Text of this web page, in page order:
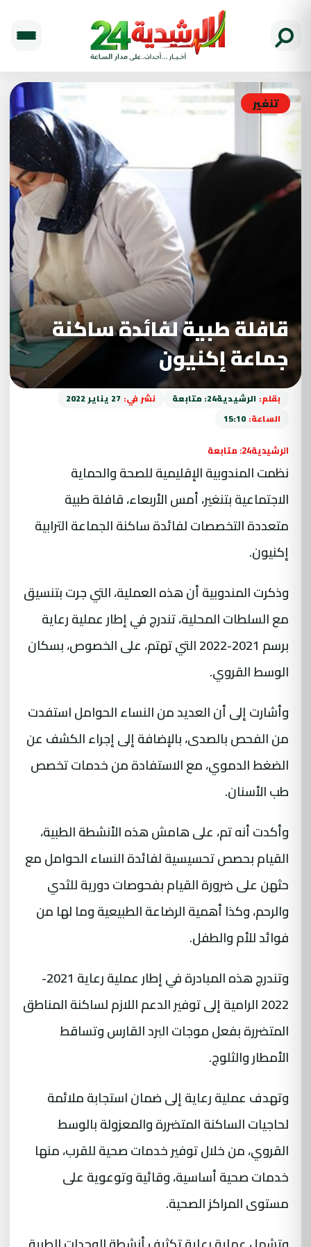
تنغير
قافلة طبية لفائدة ساكنة
جماعة إكنيون
بقلم: الرشيدية24: متابعة نشر في: 27 يناير 2022
الساعة: 15:10
الرشيدية24: متابعة
نظمت المندوبية الإقليمية للصحة والحماية
الاجتماعية بتنغير، أمس الأربعاء، قافلة طبية
متعددة التخصصات لفائدة ساكنة الجماعة الترابية
إكنيون.
وذكرت المندوبية أن هذه العملية، التي جرت بتنسيق
مع السلطات المحلية، تندرج في إطار عملية رعاية
برسم 2021-2022 التي تهتم، على الخصوص، بسكان
الوسط القروي.
وأشارت إلى أن العديد من النساء الحوامل استفدت
من الفحص بالصدى، بالإضافة إلى إجراء الكشف عن
الضغط الدموي، مع الاستفادة من خدمات تخصص
طب الأسنان.
وأكدت أنه تم، على هامش هذه الأنشطة الطبية،
القيام بحصص تحسيسية لفائدة النساء الحوامل مع
حثهن على ضرورة القيام بفحوصات دورية للثدي
والرحم، وكذا أهمية الرضاعة الطبيعية وما لها من
فوائد للأم والطفل.
وتندرج هذه المبادرة في إطار عملية رعاية 2021-
2022 الرامية إلى توفير الدعم اللازم لساكنة المناطق
المتضررة بفعل موجات البرد القارس وتساقط
الأمطار والثلوج.
وتهدف عملية رعاية إلى ضمان استجابة ملائمة
لحاجيات الساكنة المتضررة والمعزولة بالوسط
القروي، من خلال توفير خدمات صحية للقرب، منها
خدمات صحية أساسية، وقائية وتوعوية على
مستوى المراكز الصحية.